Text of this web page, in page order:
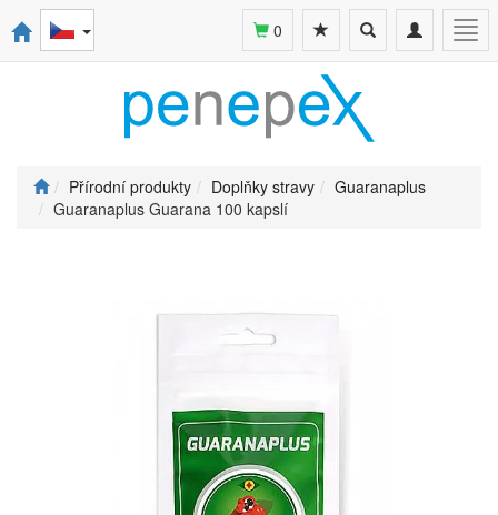
Toggle
navigation
Toggle
search
0
Přírodní produkty Doplňky stravy
Guaranaplus
Guaranaplus Guarana 100 kapslí